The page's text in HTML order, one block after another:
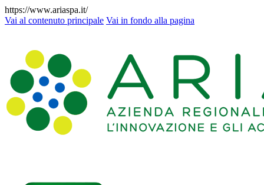
https://www.ariaspa.it/
Vai al contenuto principale Vai in fondo alla pagina